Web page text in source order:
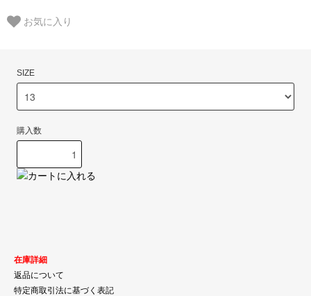
お気に入り
SIZE
購入数
在庫詳細
返品について
特定商取引法に基づく表記